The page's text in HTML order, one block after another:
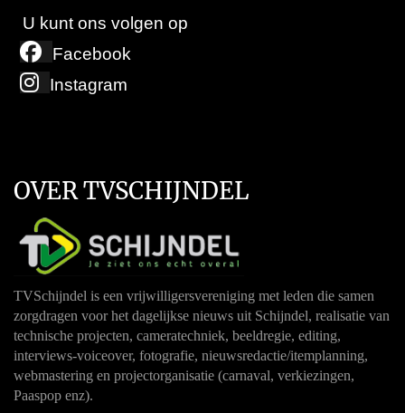
U kunt ons volgen op
Facebook
Instagram
OVER TVSCHIJNDEL
TVSchijndel is een vrijwilligersvereniging met leden die samen
zorgdragen voor het dagelijkse nieuws uit Schijndel, realisatie van
technische projecten, cameratechniek, beeldregie, editing,
interviews-voiceover, fotografie, nieuwsredactie/itemplanning,
webmastering en projectorganisatie (carnaval, verkiezingen,
Paaspop enz).